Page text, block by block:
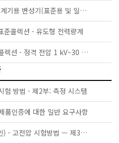
KS C 1706 인증표준콜렉션 - 계기용 변성기(표준용 및 일반 계기용)
콜렉션 - 유도형 전력량계
KS C IEC 60502-1 인증표준콜렉션 - 정격 전압 1 kV~30 kV 압출 절연 전력 케이블 및 그 부속품 — 제1부: 정격 전압 1 kV 및 3 kV 케이블
방법 - 제2부: 측정 시스템
인증에 대한 일반 요구사항
KS C IEC 60060-3(2019 확인) - 고전압 시험방법 — 제3부: 현장 시험에 대한 정의와 요구사항